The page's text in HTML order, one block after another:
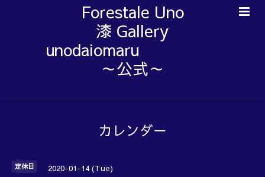
Forestale Uno
漆 Gallery
unodaiomaru
～公式～
カレンダー
定休日 2020-01-14 (Tue)